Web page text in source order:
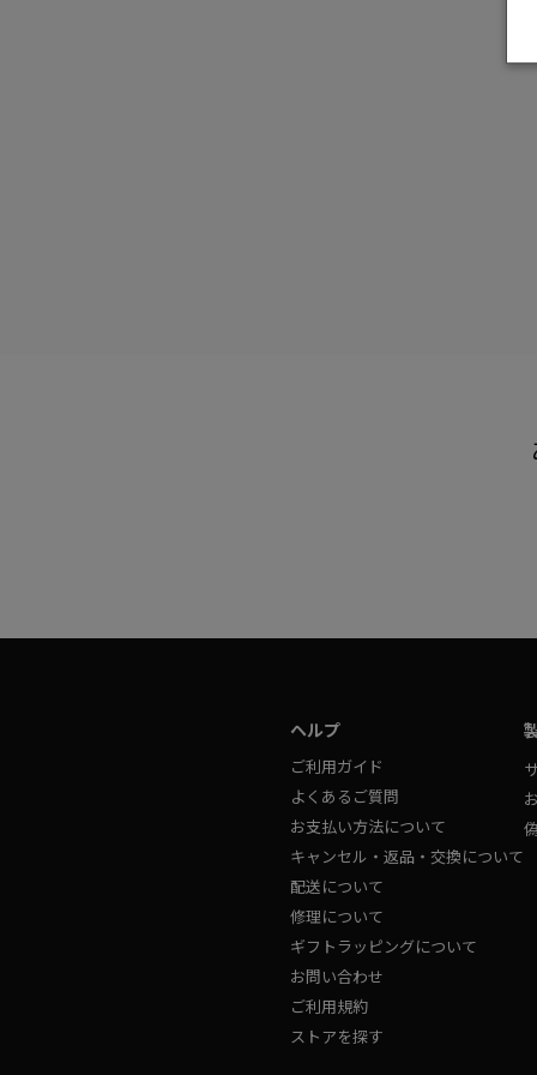
ヘルプ
ご利用ガイド
よくあるご質問
お支払い方法について
キャンセル・返品・交換について
配送について
修理について
ギフトラッピングについて
お問い合わせ
ご利用規約
ストアを探す